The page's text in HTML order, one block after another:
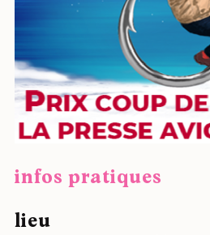
infos pratiques
lieu